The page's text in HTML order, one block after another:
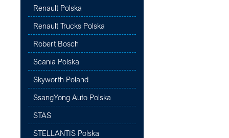
Renault Polska
Renault Trucks Polska
Robert Bosch
Scania Polska
Skyworth Poland
SsangYong Auto Polska
STAS
STELLANTIS Polska